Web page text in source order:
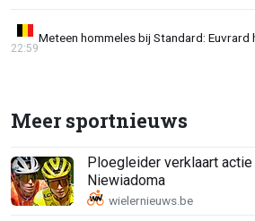
Meteen hommeles bij Standard: Euvrard
22:59
Meer sportnieuws
Ploegleider verklaart actie
Niewiadoma